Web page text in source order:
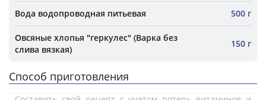
Вода водопроводная питьевая 500 г
Овсяные хлопья "геркулес" (Варка без
слива вязкая)
150 г
Способ приготовления